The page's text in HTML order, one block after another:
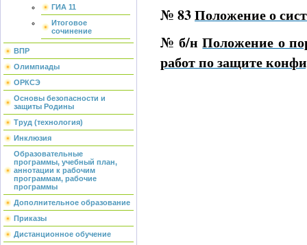
ГИА 11
Итоговое
сочинение
ВПР
Олимпиады
ОРКСЭ
Основы безопасности и
защиты Родины
Труд (технология)
Инклюзия
Образовательные
программы, учебный план,
аннотации к рабочим
программам, рабочие
программы
Дополнительное образование
Приказы
Дистанционное обучение
№ 83Положение о
№ б/нПоложение о
работ по защите